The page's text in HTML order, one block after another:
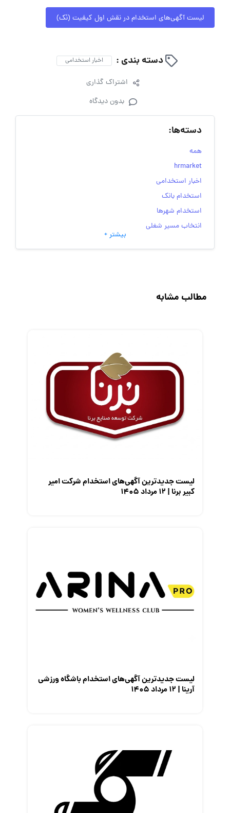
لیست آگهی‌های استخدام در نقش اول کیفیت (نَک)
دسته بندی : اخبار استخدامی
اشتراک گذاری
بدون دیدگاه
دسته‌ها:
همه
hrmarket
اخبار استخدامی
استخدام بانک
استخدام شهرها
انتخاب مسیر شغلی
به‌روزرسانی‌های سایت (کارجویی)
رزومه
کارفرمایان
گزارش‌های آماری
معرفی متخصصان منابع انسانی
بیشتر +
مطالب مشابه
لیست جدیدترین آگهی‌های استخدام شرکت امیر
کبیر برنا | ۱۲ مرداد ۱۴۰۵
لیست جدیدترین آگهی‌های استخدام باشگاه ورزشی
آرینا | ۱۲ مرداد ۱۴۰۵